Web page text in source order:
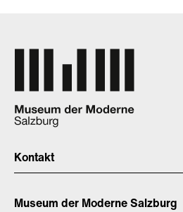
Kontakt
Museum der Moderne Salzburg